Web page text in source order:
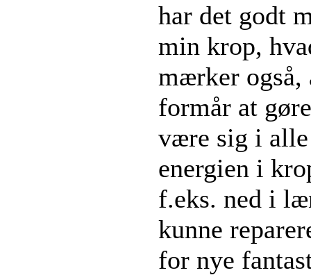
har det godt
min krop,
mærker også,
formår at
være sig i
energien i
f.eks. ned i
kunne
for nye